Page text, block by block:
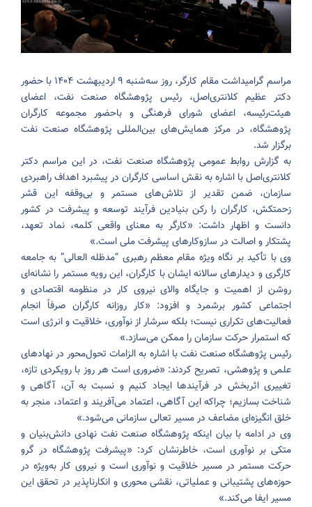
مراسم گرامیداشت مقام کارگر، روز سه‌شنبه ۹ اردیبهشت‌ ۱۴۰۴ با حضور
دکتر عظیم کلانتری‌اصل، رئیس پژوهشگاه صنعت نفت، اعضای
هیئت‌رئیسه، اعضای شورای فرهنگی و باحضور مجموعه کارگران
پژوهشگاه، در مرکز همایش‌های بین‌المللی پژوهشگاه صنعت نفت
برگزار شد.
به گزارش روابط عمومی پژوهشگاه صنعت نفت، در این مراسم دکتر
کلانتری‌اصل با اشاره به نقش اساسی کارگران در پیشبرد اهداف راهبردی
سازمان، ضمن تقدیر از تلاش‌های مستمر و بی‌وقفه این قشر
زحمتکش، کارگران را رکن بنیادین فرآیند توسعه و پیشرفت در کشور
دانست و اظهار داشت: «کارگر به معنای واقعی کلمه، نماد تعهد،
پشتکار و اصالت در سازوکارهای پیشرفت ملی است.»
وی با تأکید بر نگاه ویژه مقام معظم رهبری “مدظله العالی” به جامعه
کارگری و دیدارهای سالانه ایشان با کارگران، این رویه مستمر را نشانه‌ای
روشن از اهمیت و جایگاه والای نیروی کار در منظومه اقتصادی و
اجتماعی کشور برشمرد و افزود: «کار روزانه‌ کارگران صرفاً انجام
فعالیت‌های تکراری نیست؛ بلکه سرشار از نوآوری، خلاقیت و انرژی است
که استمرار حرکت سازمان را ممکن می‌سازد.»
رئیس پژوهشگاه صنعت نفت با اشاره به الزامات تحول‌محور در نهادهای
علمی و پژوهشی، تصریح کردند: «ضروری است هر روز با رویکردی تازه،
تغییری اثربخش در فرآیندها ایجاد کنیم و نسبت به آن، آگاهی و
شناخت بسازیم؛ چراکه این آگاهی، اعتماد می‌آفریند و اعتماد، منجر به
خلق انگیزه‌ای مضاعف در مسیر تعالی سازمانی می‌شود.»
وی در ادامه با بیان اینکه پژوهشگاه صنعت نفت نهادی دانش‌بنیان و
متکی بر نوآوری است، خاطرنشان کرد: «پیشرفت پژوهشگاه در گرو
حرکت مستمر در مسیر خلاقیت و نوآوری است و نیروی کار به‌ویژه در
حوزه‌های پشتیبانی و عملیاتی، نقشی محوری و انکارناپذیر در تحقق این
مسیر ایفا می‌کند.»